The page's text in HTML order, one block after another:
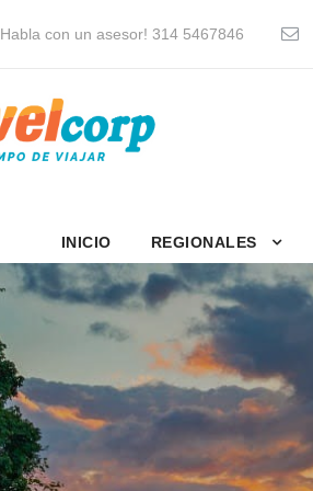
Habla con un asesor! 314 5467846
INICIO REGIONALES